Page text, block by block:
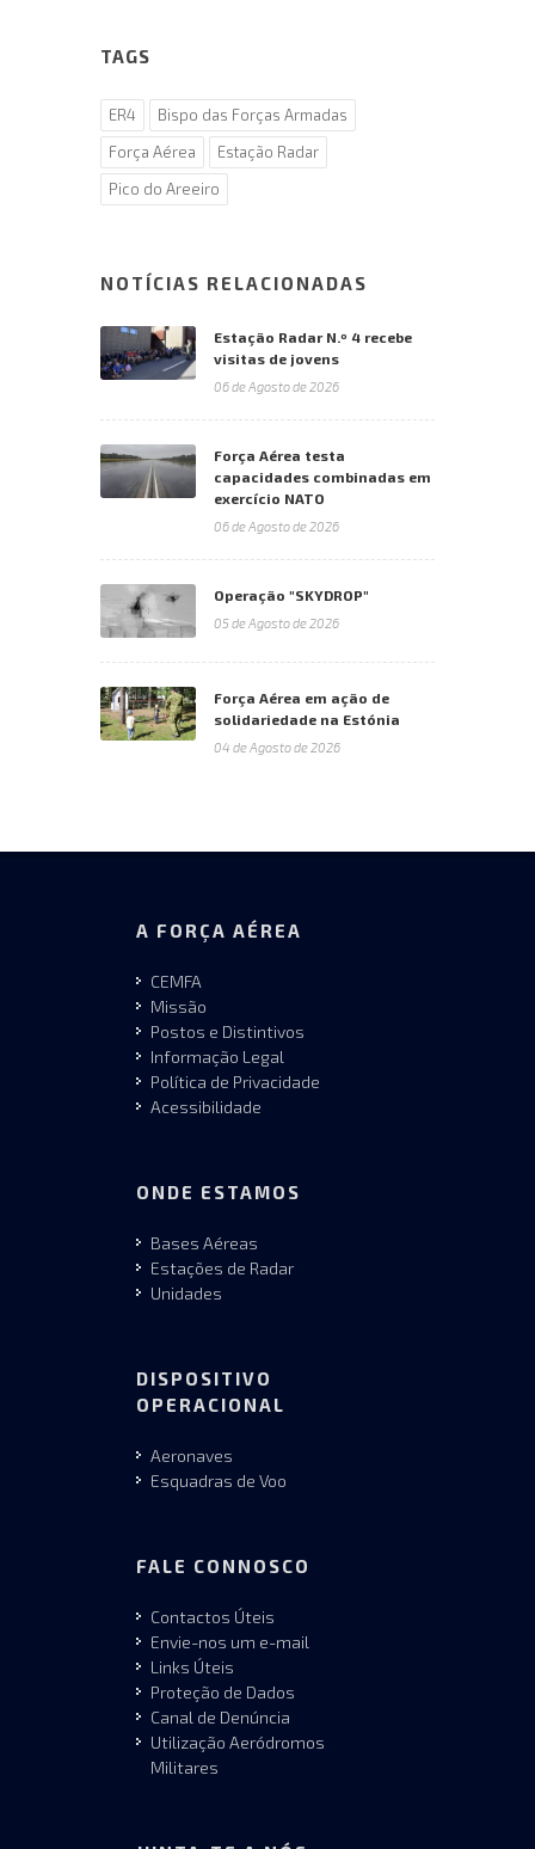
TAGS
ER4
Bispo das Forças Armadas
Força Aérea
Estação Radar
Pico do Areeiro
NOTÍCIAS RELACIONADAS
Estação Radar N.º 4 recebe
visitas de jovens
06 de Agosto de 2026
Força Aérea testa
capacidades combinadas em
exercício NATO
06 de Agosto de 2026
Operação "SKYDROP"
05 de Agosto de 2026
Força Aérea em ação de
solidariedade na Estónia
04 de Agosto de 2026
A FORÇA AÉREA
CEMFA
Missão
Postos e Distintivos
Informação Legal
Política de Privacidade
Acessibilidade
ONDE ESTAMOS
Bases Aéreas
Estações de Radar
Unidades
DISPOSITIVO
OPERACIONAL
Aeronaves
Esquadras de Voo
FALE CONNOSCO
Contactos Úteis
Envie-nos um e-mail
Links Úteis
Proteção de Dados
Canal de Denúncia
Utilização Aeródromos
Militares